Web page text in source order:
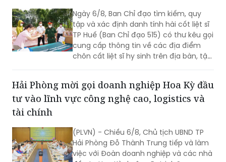
Ngày 6/8, Ban Chỉ đạo tìm kiếm, quy
tập và xác định danh tính hài cốt liệt sĩ
TP Huế (Ban Chỉ đạo 515) có thư kêu gọi
cung cấp thông tin về các địa điểm
chôn cất liệt sĩ hy sinh trên địa bàn, tập
và khu vực sông Truồi (xã Lộc An).
Hải Phòng mời gọi doanh nghiệp Hoa Kỳ đầu
tư vào lĩnh vực công nghệ cao, logistics và
tài chính
(PLVN) - Chiều 6/8, Chủ tịch UBND TP
Hải Phòng Đỗ Thành Trung tiếp và làm
việc với Đoàn doanh nghiệp và các nhà